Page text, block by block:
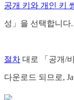
공개 키와 개인 키
성」을 선택합니다.
절차 대로 「공개/
다운로드 되므로,